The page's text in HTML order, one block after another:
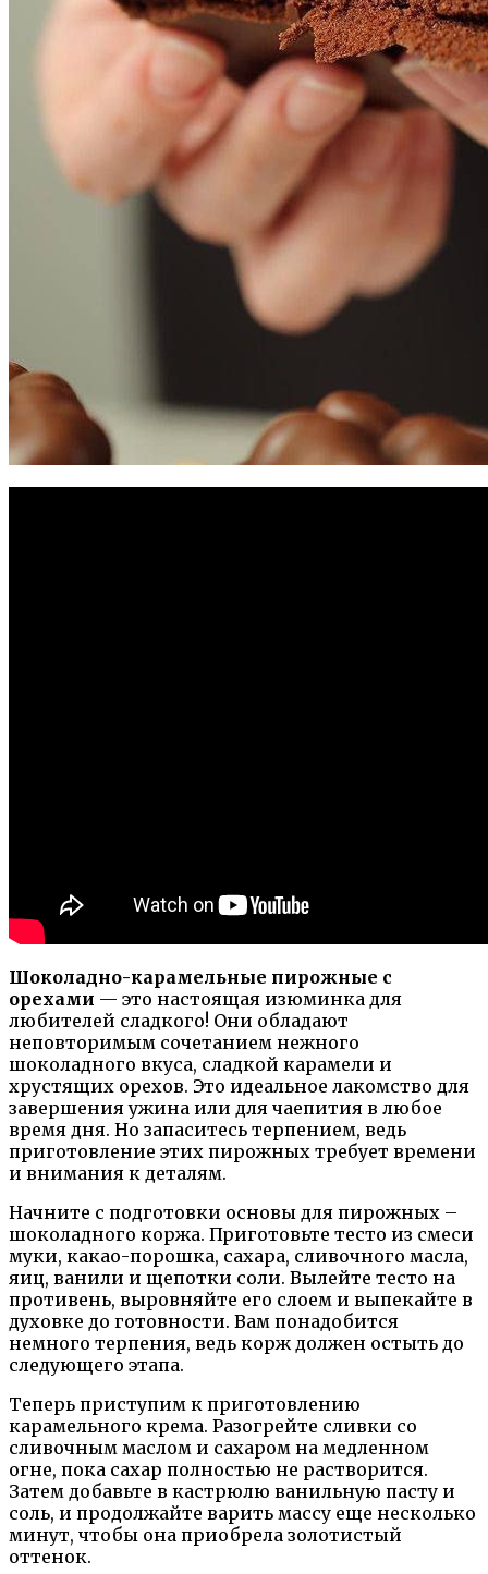
Шоколадно-карамельные пирожные с
орехами — это настоящая изюминка для
любителей сладкого! Они обладают
неповторимым сочетанием нежного
шоколадного вкуса, сладкой карамели и
хрустящих орехов. Это идеальное лакомство для
завершения ужина или для чаепития в любое
время дня. Но запаситесь терпением, ведь
приготовление этих пирожных требует времени
и внимания к деталям.
Начните с подготовки основы для пирожных –
шоколадного коржа. Приготовьте тесто из смеси
муки, какао-порошка, сахара, сливочного масла,
яиц, ванили и щепотки соли. Вылейте тесто на
противень, выровняйте его слоем и выпекайте в
духовке до готовности. Вам понадобится
немного терпения, ведь корж должен остыть до
следующего этапа.
Теперь приступим к приготовлению
карамельного крема. Разогрейте сливки со
сливочным маслом и сахаром на медленном
огне, пока сахар полностью не растворится.
Затем добавьте в кастрюлю ванильную пасту и
соль, и продолжайте варить массу еще несколько
минут, чтобы она приобрела золотистый
оттенок.